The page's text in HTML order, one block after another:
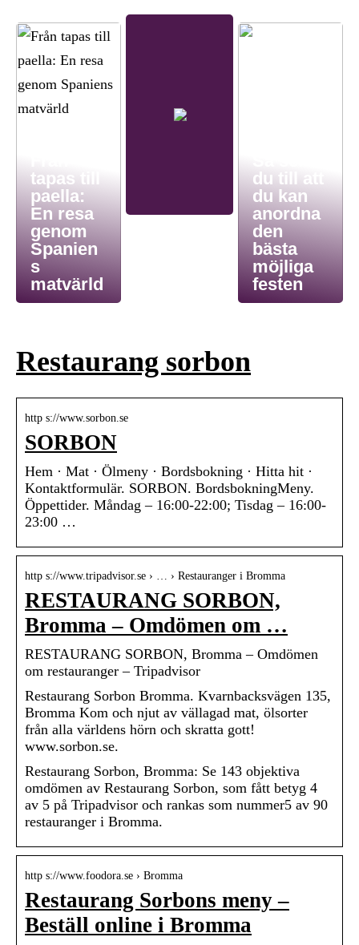
tapas till
paella:
En resa
genom
Spanien
s
matvärld
du till att
du kan
anordna
den
bästa
möjliga
festen
Restaurang sorbon
http s://www.sorbon.se
SORBON
Hem · Mat · Ölmeny · Bordsbokning · Hitta hit ·
Kontaktformulär. SORBON. BordsbokningMeny.
Öppettider. Måndag – 16:00-22:00; Tisdag – 16:00-
23:00 …
http s://www.tripadvisor.se › … › Restauranger i Bromma
RESTAURANG SORBON,
Bromma – Omdömen om …
RESTAURANG SORBON, Bromma – Omdömen
om restauranger – Tripadvisor
Restaurang Sorbon Bromma. Kvarnbacksvägen 135,
Bromma Kom och njut av vällagad mat, ölsorter
från alla världens hörn och skratta gott!
www.sorbon.se.
Restaurang Sorbon, Bromma: Se 143 objektiva
omdömen av Restaurang Sorbon, som fått betyg 4
av 5 på Tripadvisor och rankas som nummer5 av 90
restauranger i Bromma.
http s://www.foodora.se › Bromma
Restaurang Sorbons meny –
Beställ online i Bromma